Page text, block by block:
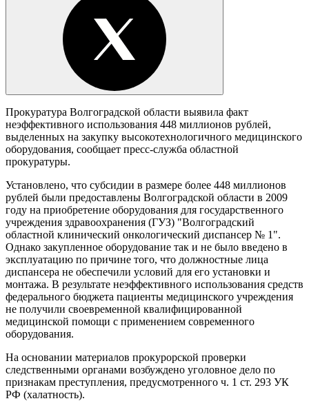
Прокуратура Волгоградской области выявила факт
неэффективного использования 448 миллионов рублей,
выделенных на закупку высокотехнологичного медицинского
оборудования, сообщает пресс-служба областной
прокуратуры.
Установлено, что субсидии в размере более 448 миллионов
рублей были предоставлены Волгоградской области в 2009
году на приобретение оборудования для государственного
учреждения здравоохранения (ГУЗ) "Волгоградский
областной клинический онкологический диспансер № 1".
Однако закупленное оборудование так и не было введено в
эксплуатацию по причине того, что должностные лица
диспансера не обеспечили условий для его установки и
монтажа. В результате неэффективного использования средств
федерального бюджета пациенты медицинского учреждения
не получили своевременной квалифицированной
медицинской помощи с применением современного
оборудования.
На основании материалов прокурорской проверки
следственными органами возбуждено уголовное дело по
признакам преступления, предусмотренного ч. 1 ст. 293 УК
РФ (халатность).